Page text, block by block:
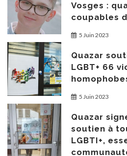
Vosges :
coupables
5 Juin 2023
Quazar
LGBT+ 66
5 Juin 2023
Quazar
soutien à
LGBTI+,